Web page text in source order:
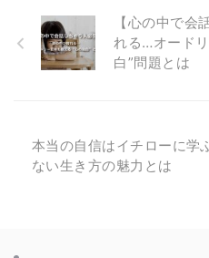
【心の中で会
れる…オード
白”問題とは
本当の自信はイチローに
ない生き方の魅力とは